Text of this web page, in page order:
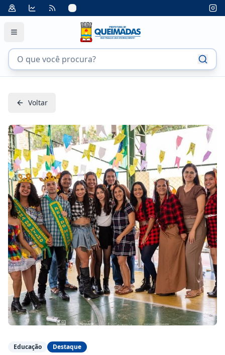
Voltar
Educação Destaque